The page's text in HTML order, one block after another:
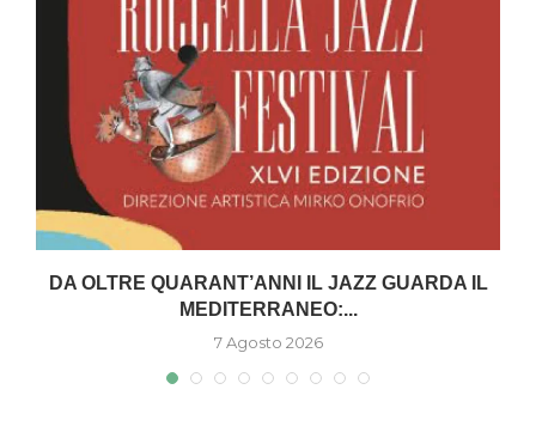
DA OLTRE QUARANT’ANNI IL JAZZ GUARDA IL
MEDITERRANEO:...
7 Agosto 2026